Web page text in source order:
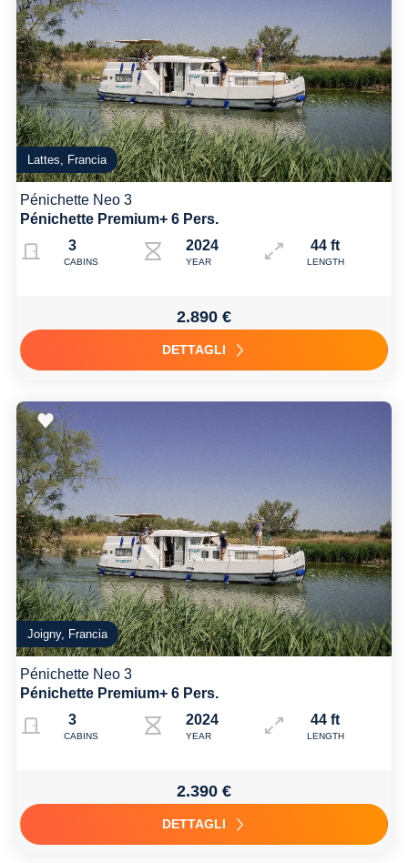
Lattes, Francia
Pénichette Neo 3
Pénichette Premium+ 6 Pers.
3
CABINS
2024
YEAR
44 ft
LENGTH
2.890 €
DETTAGLI
Joigny, Francia
Pénichette Neo 3
Pénichette Premium+ 6 Pers.
3
CABINS
2024
YEAR
44 ft
LENGTH
2.390 €
DETTAGLI